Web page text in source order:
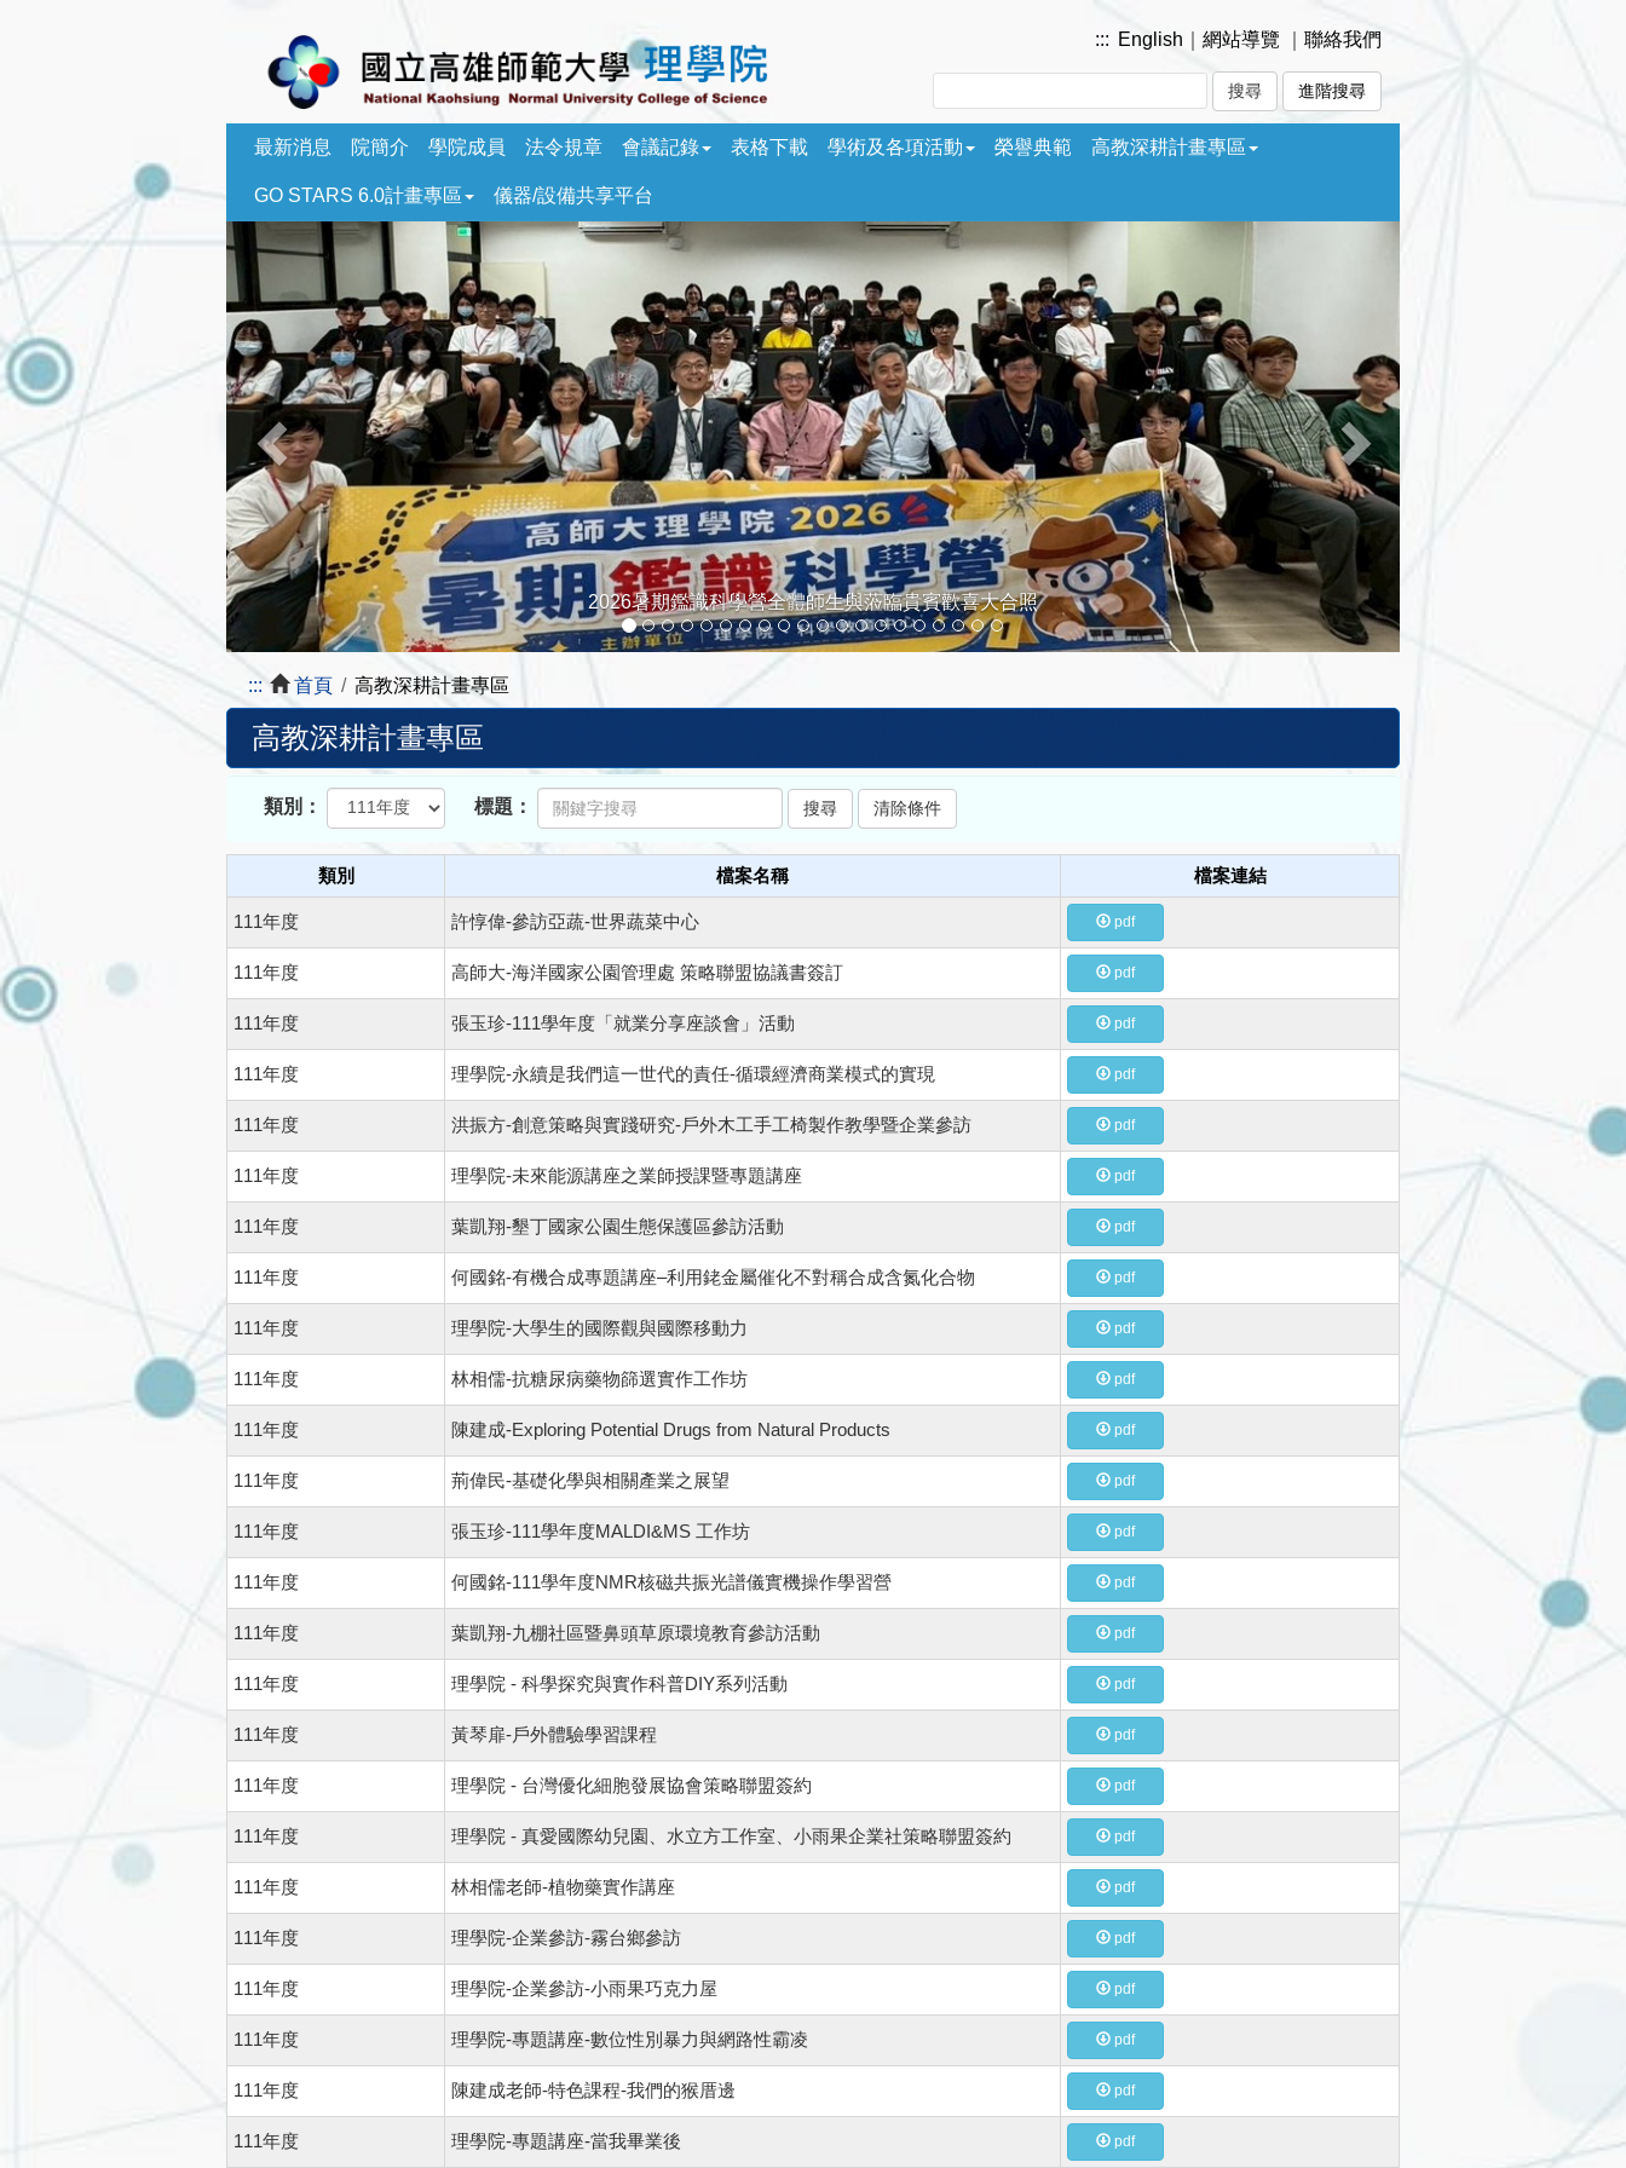
::: English 網站導覽 聯絡我們
進階搜尋
最新消息 院簡介 學院成員 法令規章 會議記錄 表格下載 學術及各項活動 榮譽典範 高教深耕計畫專區
GO STARS 6.0計畫專區 儀器/設備共享平台
2026暑期鑑識科學營全體師生與蒞臨貴賓歡喜大合照
Previous
::: 首頁 高教深耕計畫專區
高教深耕計畫專區
類別： 標題：
類別 檔案名稱 檔案連結
111年度 許惇偉-參訪亞蔬-世界蔬菜中心 pdf
111年度 高師大-海洋國家公園管理處 策略聯盟協議書簽訂 pdf
111年度 張玉珍-111學年度「就業分享座談會」活動 pdf
111年度 理學院-永續是我們這一世代的責任-循環經濟商業模式的實現 pdf
111年度 洪振方-創意策略與實踐研究-戶外木工手工椅製作教學暨企業參訪 pdf
111年度 理學院-未來能源講座之業師授課暨專題講座 pdf
111年度 葉凱翔-墾丁國家公園生態保護區參訪活動 pdf
111年度 何國銘-有機合成專題講座–利用銠金屬催化不對稱合成含氮化合物 pdf
111年度 理學院-大學生的國際觀與國際移動力 pdf
111年度 林相儒-抗糖尿病藥物篩選實作工作坊 pdf
111年度 陳建成-Exploring Potential Drugs from Natural Products pdf
111年度 荊偉民-基礎化學與相關產業之展望 pdf
111年度 張玉珍-111學年度MALDI&MS 工作坊 pdf
111年度 何國銘-111學年度NMR核磁共振光譜儀實機操作學習營 pdf
111年度 葉凱翔-九棚社區暨鼻頭草原環境教育參訪活動 pdf
111年度 理學院 - 科學探究與實作科普DIY系列活動 pdf
111年度 黃琴扉-戶外體驗學習課程 pdf
111年度 理學院 - 台灣優化細胞發展協會策略聯盟簽約 pdf
111年度 理學院 - 真愛國際幼兒園、水立方工作室、小雨果企業社策略聯盟簽約 pdf
111年度 林相儒老師-植物藥實作講座 pdf
111年度 理學院-企業參訪-霧台鄉參訪 pdf
111年度 理學院-企業參訪-小雨果巧克力屋 pdf
111年度 理學院-專題講座-數位性別暴力與網路性霸凌 pdf
111年度 陳建成老師-特色課程-我們的猴厝邊 pdf
111年度 理學院-專題講座-當我畢業後 pdf